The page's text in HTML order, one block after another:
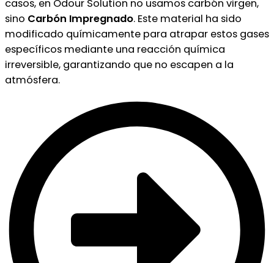
casos, en Odour Solution no usamos carbón virgen,
sino Carbón Impregnado. Este material ha sido
modificado químicamente para atrapar estos gases
específicos mediante una reacción química
irreversible, garantizando que no escapen a la
atmósfera.